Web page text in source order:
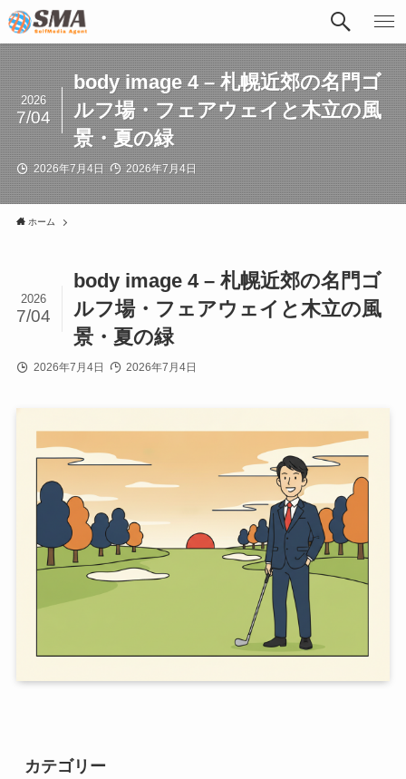
body image 4 – 札幌近郊の名門ゴ
ルフ場・フェアウェイと木立の風
景・夏の緑
2026
7/04
2026年7月4日 2026年7月4日
ホーム
body image 4 – 札幌近郊の名門ゴ
ルフ場・フェアウェイと木立の風
景・夏の緑
2026
7/04
2026年7月4日 2026年7月4日
カテゴリー